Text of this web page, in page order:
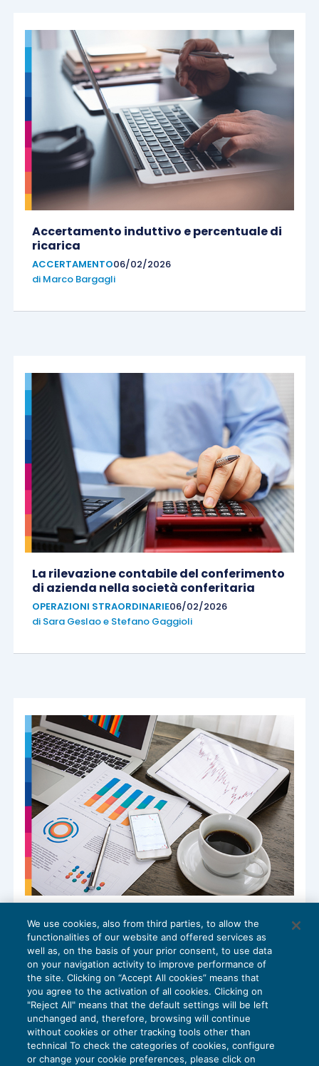
Accertamento induttivo e percentuale di
ricarica
ACCERTAMENTO06/02/2026
di Marco Bargagli
La rilevazione contabile del conferimento
di azienda nella società conferitaria
OPERAZIONI STRAORDINARIE06/02/2026
di Sara Geslaoe Stefano Gaggioli
Il business plan nello studio
professionale: metodo e numeri
CRESCITA PROFESSIONALE06/02/2026
diMichela Alpini – Consulente di BDM Associati SRL
We use cookies, also from third parties, to allow the
functionalities of our website and offered services as
well as, on the basis of your prior consent, to use data
on your navigation activity to improve performance of
the site. Clicking on “Accept All cookies” means that
you agree to the activation of all cookies. Clicking on
"Reject All" means that the default settings will be left
unchanged and, therefore, browsing will continue
without cookies or other tracking tools other than
technical To check the categories of cookies, configure
or change your cookie preferences, please click on